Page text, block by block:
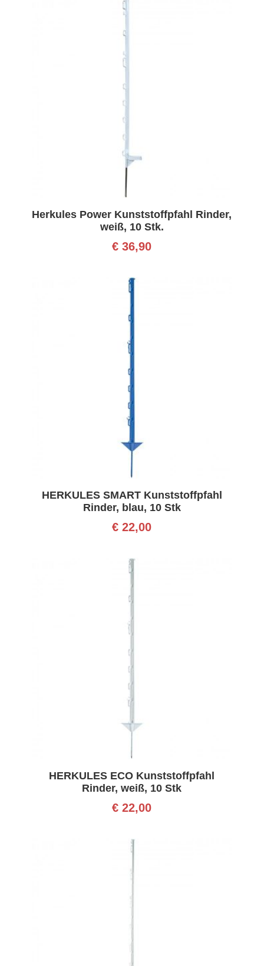
Herkules Power Kunststoffpfahl Rinder,
weiß, 10 Stk.
€ 36,90
HERKULES SMART Kunststoffpfahl
Rinder, blau, 10 Stk
€ 22,00
HERKULES ECO Kunststoffpfahl
Rinder, weiß, 10 Stk
€ 22,00